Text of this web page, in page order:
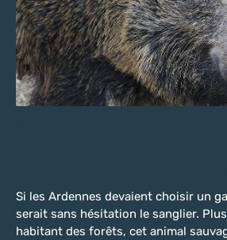
Si les Ardennes devaient choisir un
serait sans hésitation le sanglier.
habitant des forêts, cet animal